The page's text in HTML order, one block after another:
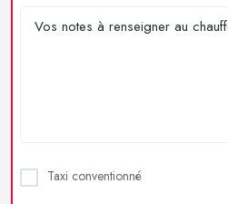
Taxi conventionné